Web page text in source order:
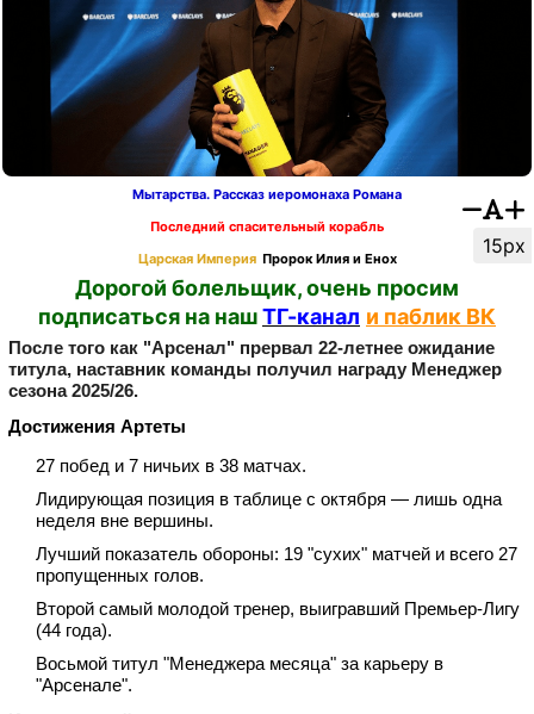
15px
Мытарства. Рассказ иеромонаха Романа
Последний спасительный корабль
Царская Империя Пророк Илия и Енох
Дорогой болельщик, очень просим
подписаться на нашТГ-канал и паблик ВК
После того как "Арсенал" прервал 22‑летнее ожидание
титула, наставник команды получил награду Менеджер
сезона 2025/26.
Достижения Артеты
27 побед и 7 ничьих в 38 матчах.
Лидирующая позиция в таблице с октября — лишь одна
неделя вне вершины.
Лучший показатель обороны: 19 "сухих" матчей и всего 27
пропущенных голов.
Второй самый молодой тренер, выигравший Премьер‑Лигу
(44 года).
Восьмой титул "Менеджера месяца" за карьеру в
"Арсенале".